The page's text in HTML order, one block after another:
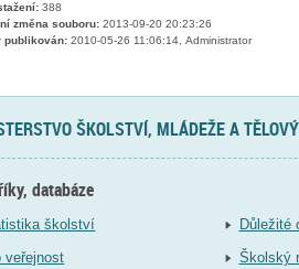
388
změna souboru: 2013-09-20 20:23:26
publikován: 2010-05-26 11:06:14, Administrator
ŠKOLSTVÍ, MLÁDEŽE A
databáze
školství
veřejnost
Důležité
Školský